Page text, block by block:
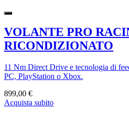
VOLANTE PRO
RICONDIZIONATO
11 Nm Direct Drive e tecnologia di
PC, PlayStation o Xbox.
899,00 €
Acquista subito